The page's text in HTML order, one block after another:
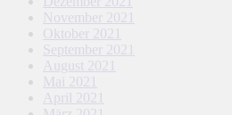
November 2021
Oktober 2021
September 2021
August 2021
Mai 2021
April 2021